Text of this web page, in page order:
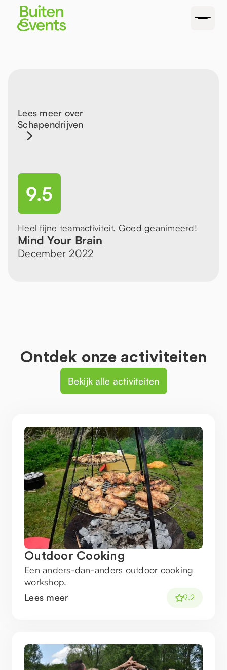
Lees meer over
Schapendrijven
9.5
Heel fijne teamactiviteit. Goed geanimeerd!
Mind Your Brain
December 2022
Ontdek onze activiteiten
Bekijk alle activiteiten
Outdoor Cooking
Een anders-dan-anders outdoor cooking
workshop.
Lees meer
9.2